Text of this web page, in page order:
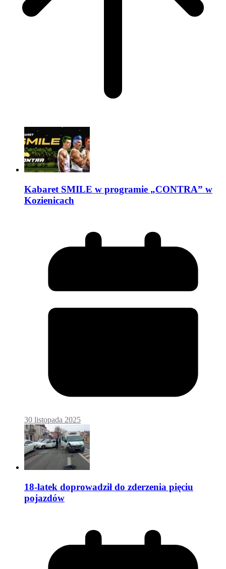
Kabaret SMILE w programie „CONTRA” w
Kozienicach
30 listopada 2025
18-latek doprowadził do zderzenia pięciu
pojazdów